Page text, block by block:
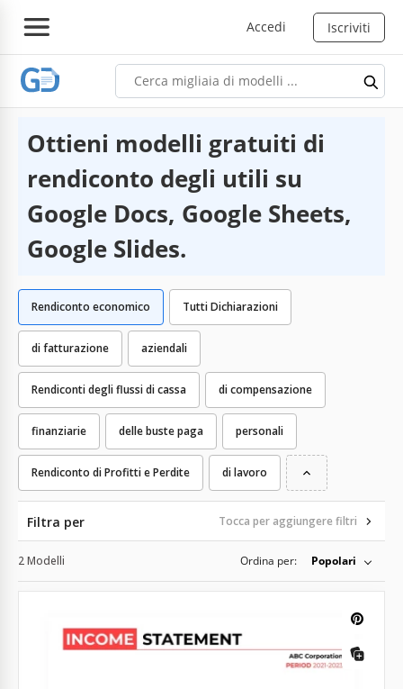
Accedi Iscriviti
Ottieni modelli gratuiti di
rendiconto degli utili su
Google Docs, Google Sheets,
Google Slides.
Tutti Dichiarazioni
di fatturazione aziendali
Rendiconti degli flussi di cassa di compensazione
finanziarie
Rendiconto economico
delle buste paga personali
Rendiconto di Profitti e Perdite di lavoro
Filtra per Tocca per aggiungere filtri
2 Modelli Ordina per: Popolari